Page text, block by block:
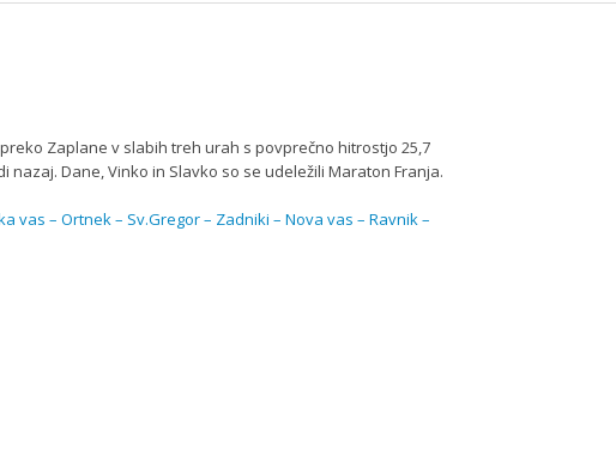
Zaplane v slabih treh urah s povprečno hitrostjo 25,7
Dane, Vinko in Slavko so se udeležili Maraton Franja.
vas – Ortnek – Sv.Gregor – Zadniki – Nova vas – Ravnik –